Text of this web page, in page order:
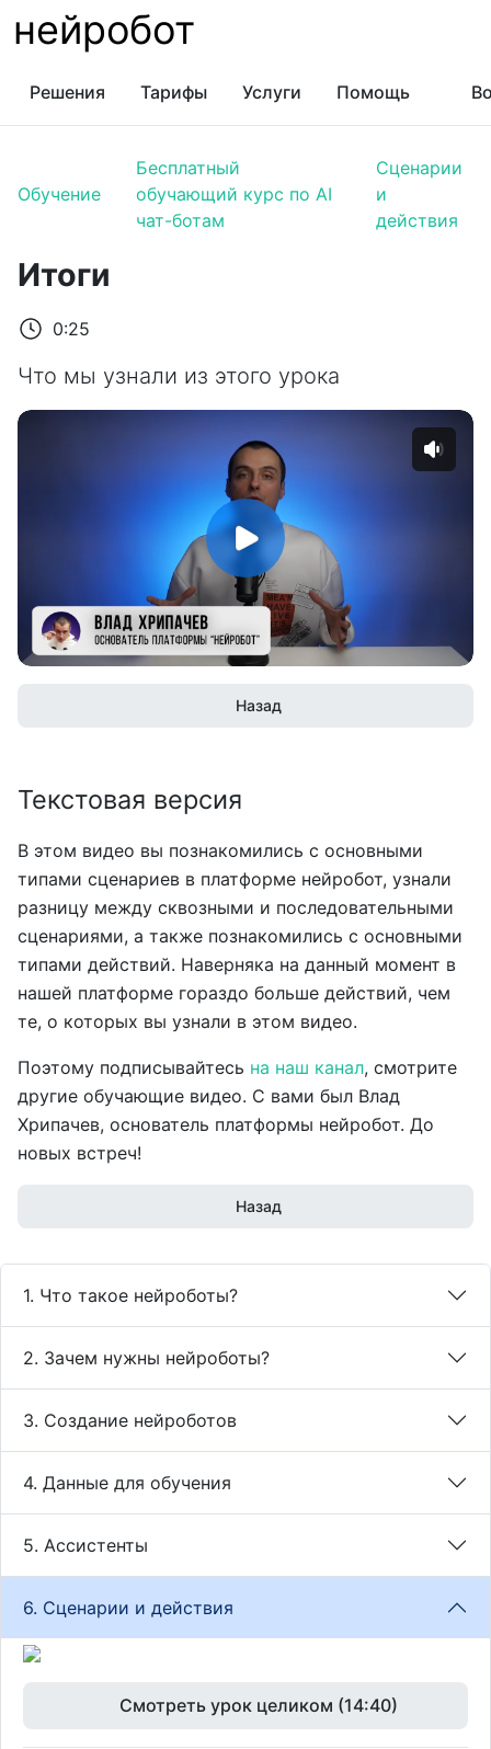
нейробот
Решения Тарифы Услуги Помощь
1. Что такое нейроботы?
2. Зачем нужны нейроботы?
3. Создание нейроботов
4. Данные для обучения
5. Ассистенты
6. Сценарии и действия
Смотреть урок целиком (14:40)
Обучение
Бесплатный
обучающий курс по AI
чат-ботам
Сценарии
и
действия
Итоги
0:25
Что мы узнали из этого урока
Назад
Текстовая версия
В этом видео вы познакомились с основными
типами сценариев в платформе нейробот, узнали
разницу между сквозными и последовательными
сценариями, а также познакомились с основными
типами действий. Наверняка на данный момент в
нашей платформе гораздо больше действий, чем
те, о которых вы узнали в этом видео.
Поэтому подписывайтесь на наш канал, смотрите
другие обучающие видео. С вами был Влад
Хрипачев, основатель платформы нейробот. До
новых встреч!
Назад